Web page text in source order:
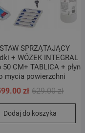
SPRZĄTAJĄCY
+ WÓZEK INTEGRAL
CM+ TABLICA + płyn
mycia powierzchni
629.00zł
cena
629.00
zł
cena
599.00
Dodaj do koszyka